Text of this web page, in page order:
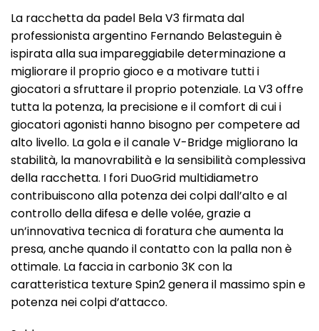
La racchetta da padel Bela V3 firmata dal
professionista argentino Fernando Belasteguin è
ispirata alla sua impareggiabile determinazione a
migliorare il proprio gioco e a motivare tutti i
giocatori a sfruttare il proprio potenziale. La V3 offre
tutta la potenza, la precisione e il comfort di cui i
giocatori agonisti hanno bisogno per competere ad
alto livello. La gola e il canale V-Bridge migliorano la
stabilità, la manovrabilità e la sensibilità complessiva
della racchetta. I fori DuoGrid multidiametro
contribuiscono alla potenza dei colpi dall’alto e al
controllo della difesa e delle volée, grazie a
un’innovativa tecnica di foratura che aumenta la
presa, anche quando il contatto con la palla non è
ottimale. La faccia in carbonio 3K con la
caratteristica texture Spin2 genera il massimo spin e
potenza nei colpi d’attacco.